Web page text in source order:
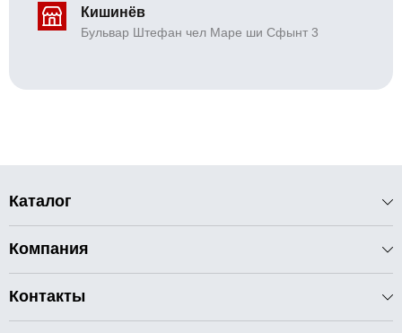
Кишинёв
Бульвар Штефан чел Маре ши Сфынт 3
Каталог
Компания
Контакты